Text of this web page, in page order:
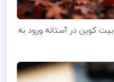
کوین در آستانه ورود به